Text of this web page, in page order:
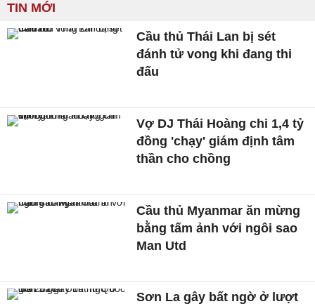
TIN MỚI
Cầu thủ Thái Lan bị sét
đánh tử vong khi đang thi
đấu
Vợ DJ Thái Hoàng chi 1,4 tỷ
đồng 'chạy' giám định tâm
thần cho chồng
Cầu thủ Myanmar ăn mừng
bằng tấm ảnh với ngôi sao
Man Utd
Sơn La gây bất ngờ ở lượt